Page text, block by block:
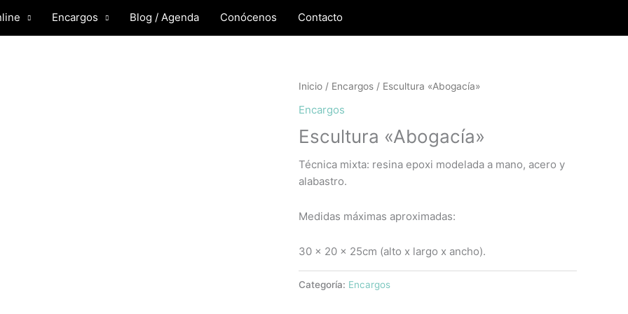
Encargos Blog / Agenda Conócenos Contacto
Inicio / Encargos / Escultura «Abogacía»
Encargos
Escultura «Abogacía»
Técnica mixta: resina epoxi modelada a mano, acero y
alabastro.
Medidas máximas aproximadas:
30 x 20 x 25cm (alto x largo x ancho).
Categoría: Encargos
por: